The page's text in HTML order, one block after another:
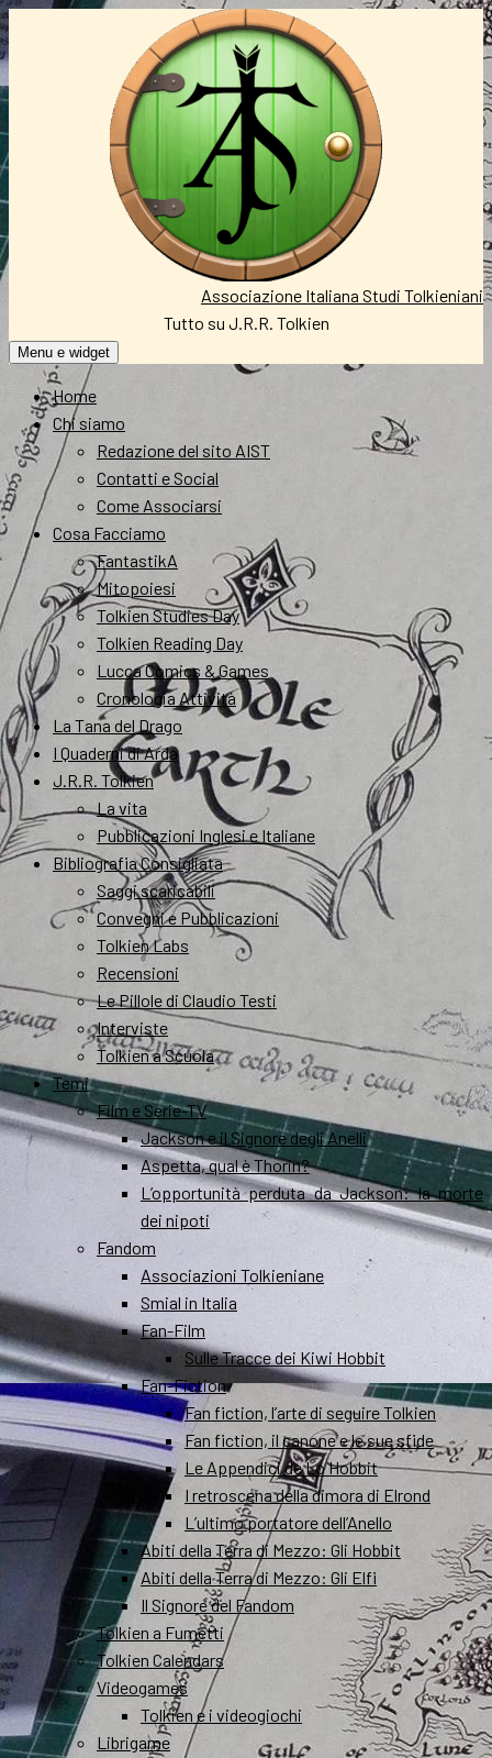
Vai
al
Associazione Italiana Studi Tolkieniani
Tutto su J.R.R. Tolkien
Menu e widget
Home
Chi siamo
Redazione del sito AIST
Contatti e Social
Come Associarsi
Cosa Facciamo
FantastikA
Mitopoiesi
Tolkien Studies Day
Tolkien Reading Day
Lucca Comics & Games
Cronologia Attività
La Tana del Drago
I Quaderni di Arda
J.R.R. Tolkien
La vita
Pubblicazioni Inglesi e Italiane
Bibliografia Consigliata
Saggi scaricabili
Convegni e Pubblicazioni
Tolkien Labs
Recensioni
Le Pillole di Claudio Testi
Interviste
Tolkien a Scuola
Temi
Film e Serie-TV
Jackson e il Signore degli Anelli
Aspetta, qual è Thorin?
L’opportunità perduta da Jackson: la morte
dei nipoti
Fandom
Associazioni Tolkieniane
Smial in Italia
Fan-Film
Sulle Tracce dei Kiwi Hobbit
Fan-Fiction
Fan fiction, l’arte di seguire Tolkien
Fan fiction, il canone e le sue sfide
Le Appendici de Lo Hobbit
I retroscena della dimora di Elrond
L’ultimo portatore dell’Anello
Abiti della Terra di Mezzo: Gli Hobbit
Abiti della Terra di Mezzo: Gli Elfi
Il Signore del Fandom
Tolkien a Fumetti
Tolkien Calendars
Videogames
Tolkien e i videogiochi
Librigame